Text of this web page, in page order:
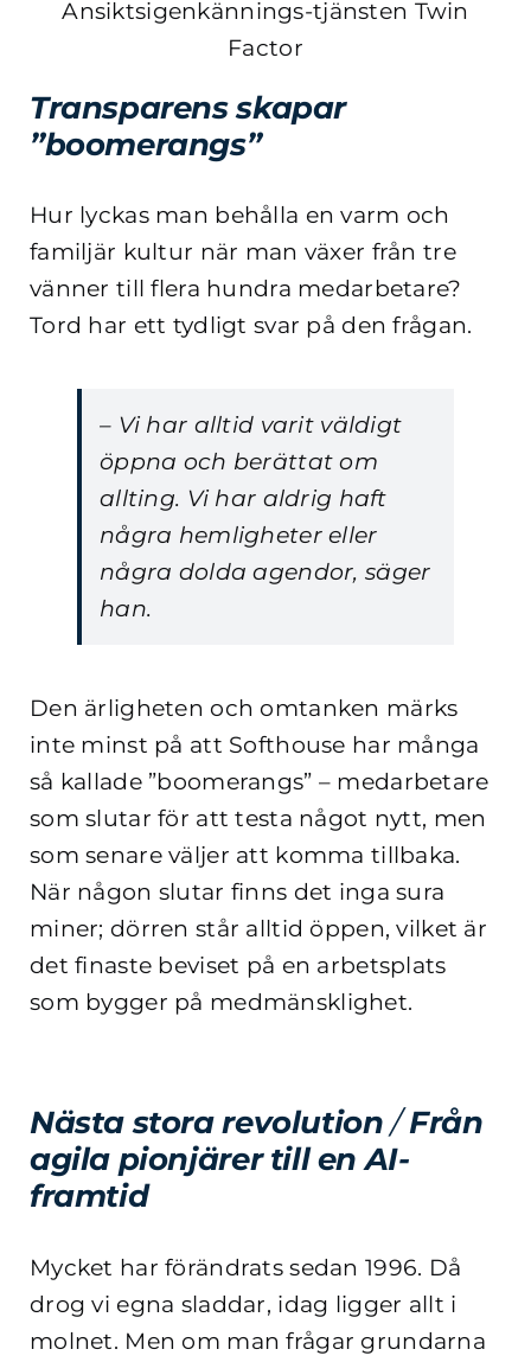
Ansiktsigenkännings-tjänsten Twin
Factor
Transparens skapar
”boomerangs”
Hur lyckas man behålla en varm och
familjär kultur när man växer från tre
vänner till flera hundra medarbetare?
Tord har ett tydligt svar på den frågan.
– Vi har alltid varit väldigt
öppna och berättat om
allting. Vi har aldrig haft
några hemligheter eller
några dolda agendor, säger
han.
Den ärligheten och omtanken märks
inte minst på att Softhouse har många
så kallade ”boomerangs” – medarbetare
som slutar för att testa något nytt, men
som senare väljer att komma tillbaka.
När någon slutar finns det inga sura
miner; dörren står alltid öppen, vilket är
det finaste beviset på en arbetsplats
som bygger på medmänsklighet.
Nästa stora revolution/Från
agila pionjärer till en AI-
framtid
Mycket har förändrats sedan 1996. Då
drog vi egna sladdar, idag ligger allt i
molnet. Men om man frågar grundarna